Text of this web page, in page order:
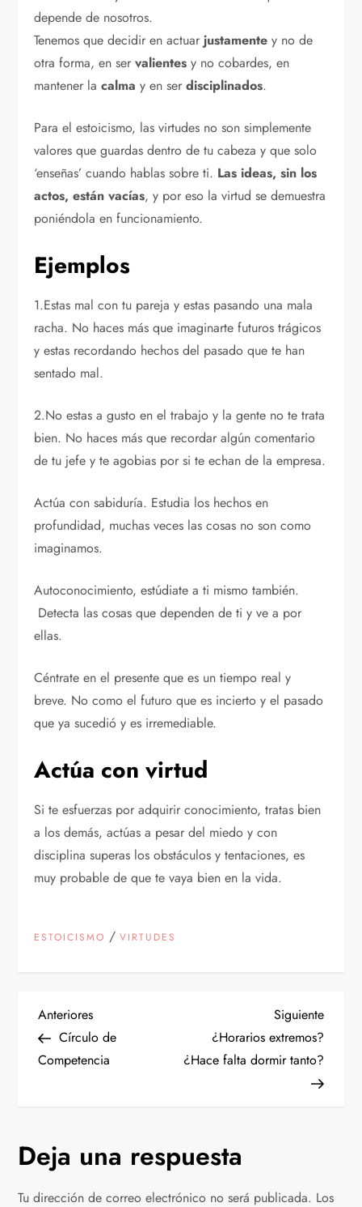
depende de nosotros.
Tenemos que decidir en actuarjustamente y no de
otra forma, en servalientes y no cobardes, en
mantener lacalma y en serdisciplinados.
Para el estoicismo, las virtudes no son simplemente
valores que guardas dentro de tu cabeza y que solo
‘enseñas’ cuando hablas sobre ti. Las ideas, sin los
actos, están vacías, y por eso la virtud se demuestra
poniéndola en funcionamiento.
Ejemplos
1.Estas mal con tu pareja y estas pasando una mala
racha. No haces más que imaginarte futuros trágicos
y estas recordando hechos del pasado que te han
sentado mal.
2.No estas a gusto en el trabajo y la gente no te trata
bien. No haces más que recordar algún comentario
de tu jefe y te agobias por si te echan de la empresa.
Actúa con sabiduría. Estudia los hechos en
profundidad, muchas veces las cosas no son como
imaginamos.
Autoconocimiento, estúdiate a ti mismo también.
Detecta las cosas que dependen de ti y ve a por
ellas.
Céntrate en el presente que es un tiempo real y
breve. No como el futuro que es incierto y el pasado
que ya sucedió y es irremediable.
Actúa con virtud
Si te esfuerzas por adquirir conocimiento, tratas bien
a los demás, actúas a pesar del miedo y con
disciplina superas los obstáculos y tentaciones, es
muy probable de que te vaya bien en la vida.
ESTOICISMO /VIRTUDES
N
a
e
g
Entrada
anterior
Anteriores
Círculo de
Competencia
Siguiente
¿Horarios extremos?
¿Hace falta dormir tanto?
Deja una respuesta
Tu dirección de correo electrónico no será publicada. Los